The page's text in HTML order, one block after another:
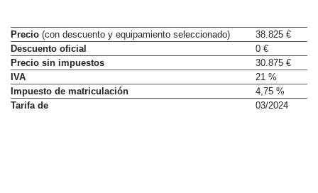
Precio(con descuento y equipamiento seleccionado)
38.825 €
Descuento oficial
0 €
Precio sin impuestos
30.875 €
IVA
21 %
Impuesto de matriculación
4,75 %